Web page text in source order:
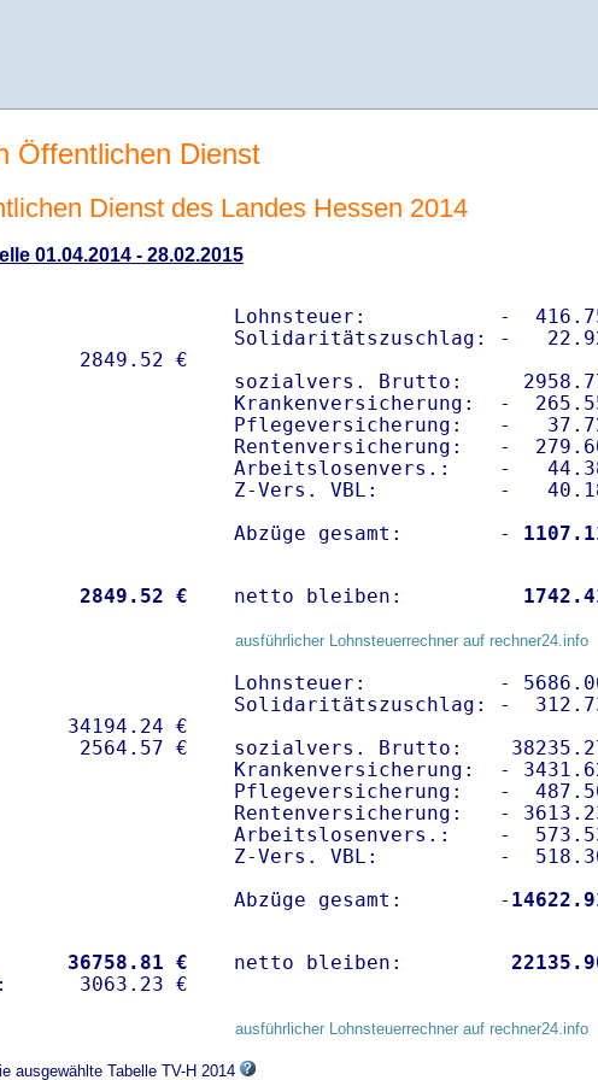
Öffentlichen Dienst
Dienst des Landes Hessen 2014
01.04.2014 - 28.02.2015
Lohnsteuer:           -
Solidaritätszuschlag: -
sozialvers. Brutto:
Krankenversicherung:  -
Pflegeversicherung:   -
Rentenversicherung:   -
Arbeitslosenvers.:    -
Z-Vers. VBL:          -
Abzüge gesamt:        -
2849.52 € netto bleiben:
ausführlicher Lohnsteuerrechner auf rechner24.info
34194.24 €
Lohnsteuer:           -
Solidaritätszuschlag: -
sozialvers. Brutto:
Krankenversicherung:  -
Pflegeversicherung:   -
Rentenversicherung:   -
Arbeitslosenvers.:    -
Z-Vers. VBL:          -
Abzüge gesamt:        -
36758.81 €
netto bleiben:
ausführlicher Lohnsteuerrechner auf rechner24.info
ausgewählte Tabelle TV-H 2014